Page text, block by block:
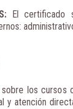
El certificado
los cursos
y atención